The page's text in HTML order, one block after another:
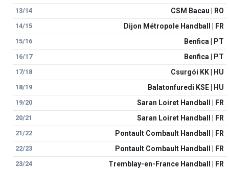
13/14 CSM Bacau | RO
14/15 Dijon Métropole Handball | FR
15/16 Benfica | PT
16/17 Benfica | PT
17/18 Csurgói KK | HU
18/19 Balatonfuredi KSE | HU
19/20 Saran Loiret Handball | FR
20/21 Saran Loiret Handball | FR
21/22 Pontault Combault Handball | FR
22/23 Pontault Combault Handball | FR
23/24 Tremblay-en-France Handball | FR